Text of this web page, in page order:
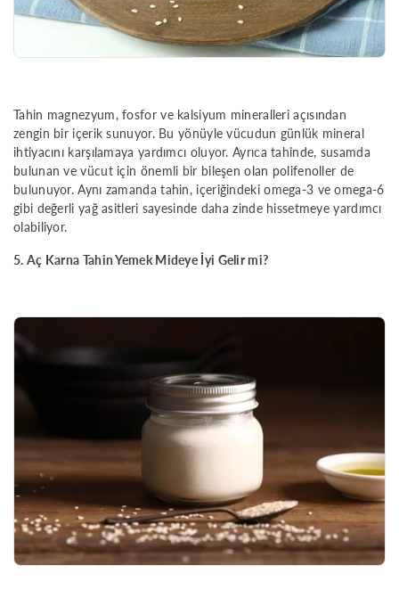
Tahin magnezyum, fosfor ve kalsiyum mineralleri açısından
zengin bir içerik sunuyor. Bu yönüyle vücudun günlük mineral
ihtiyacını karşılamaya yardımcı oluyor. Ayrıca tahinde, susamda
bulunan ve vücut için önemli bir bileşen olan polifenoller de
bulunuyor. Aynı zamanda tahin, içeriğindeki omega-3 ve omega-6
gibi değerli yağ asitleri sayesinde daha zinde hissetmeye yardımcı
olabiliyor.
5. Aç Karna Tahin Yemek Mideye İyi Gelir mi?